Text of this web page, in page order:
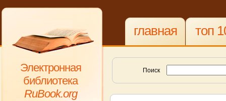
Электронная
библиотека
RuBook.org
главная топ
Поиск